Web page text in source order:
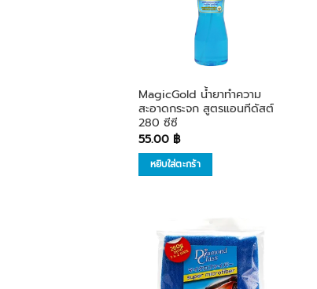
MagicGold น้ำยาทำความ
สะอาดกระจก สูตรแอนทีดัสต์
280 ซีซี
55.00 ฿
หยิบใส่ตะกร้า
เพิ่มใน
รายการ
โปรด